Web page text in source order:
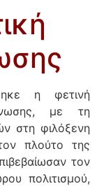
η φετινή
με τη
στη φιλόξενη
πλούτο της
τον
πολιτισμού,